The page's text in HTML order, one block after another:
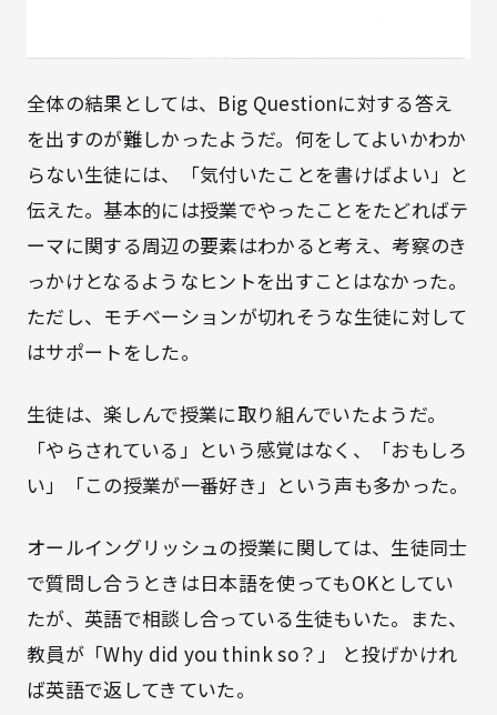
全体の結果としては、Big Questionに対する答え
を出すのが難しかったようだ。何をしてよいかわか
らない生徒には、「気付いたことを書けばよい」と
伝えた。基本的には授業でやったことをたどればテ
ーマに関する周辺の要素はわかると考え、考察のき
っかけとなるようなヒントを出すことはなかった。
ただし、モチベーションが切れそうな生徒に対して
はサポートをした。
生徒は、楽しんで授業に取り組んでいたようだ。
「やらされている」という感覚はなく、「おもしろ
い」「この授業が一番好き」という声も多かった。
オールイングリッシュの授業に関しては、生徒同士
で質問し合うときは日本語を使ってもOKとしてい
たが、英語で相談し合っている生徒もいた。また、
教員が「Why did you think so？」 と投げかけれ
ば英語で返してきていた。